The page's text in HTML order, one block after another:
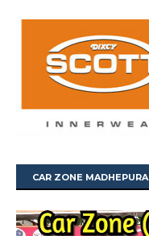
CAR ZONE MADHEPURA